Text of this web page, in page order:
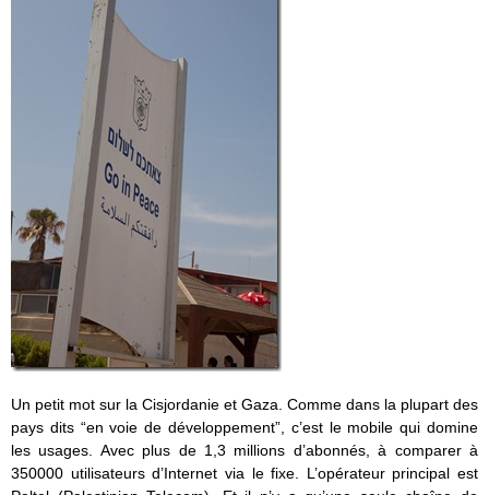
Un petit mot sur la Cisjordanie et Gaza. Comme dans la plupart des
pays dits “en voie de développement”, c’est le mobile qui domine
les usages. Avec plus de 1,3 millions d’abonnés, à comparer à
350000 utilisateurs d’Internet via le fixe. L’opérateur principal est